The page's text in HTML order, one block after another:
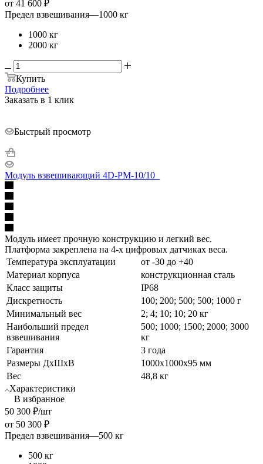
от 41 600 ₽
Предел взвешивания—1000 кг
1000 кг
2000 кг
Купить
Подробнее
Заказать в 1 клик
Быстрый просмотр
Модуль взвешивающий 4D-PM-10/10_
Модуль имеет прочную конструкцию и легкий вес.
Платформа закреплена на 4-х цифровых датчиках веса.
Температура эксплуатации
от -30 до +40
Материал корпуса
конструкционная сталь
Класс защиты
IP68
Дискретность
100; 200; 500; 500; 1000 г
Минимальный вес
2; 4; 10; 10; 20 кг
Наибольший предел
взвешивания
500; 1000; 1500; 2000; 3000
кг
Гарантия
3 года
Размеры ДхШхВ
1000х1000х95 мм
Вес
48,8 кг
Характеристики
В избранное
50 300 ₽/шт
от 50 300 ₽
Предел взвешивания—500 кг
500 кг